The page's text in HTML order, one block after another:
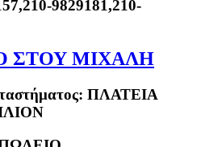
9829181,210-
ΣΤΟΥ ΜΙΧΑΛΗ
ΠΛΑΤΕΙΑ